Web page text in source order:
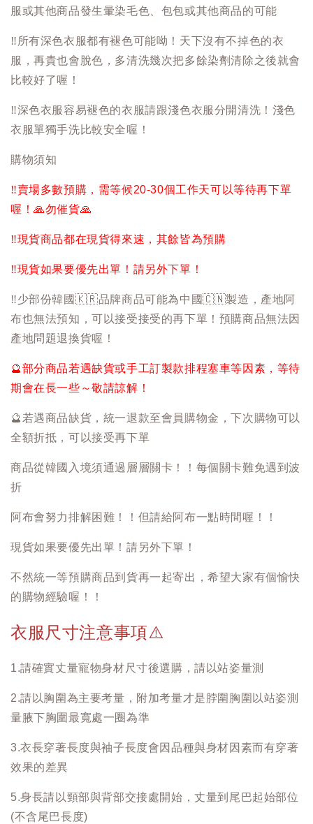
服或其他商品發生暈染毛色、包包或其他商品的可能
‼️ 所有深色衣服都有褪色可能呦！天下沒有不掉色的衣
服，再貴也會脫色，多清洗幾次把多餘染劑清除之後就會
比較好了喔！
‼️深色衣服容易褪色的衣服請跟淺色衣服分開清洗！淺色
衣服單獨手洗比較安全喔！
購物須知
‼️賣場多數預購，需等候20-30個工作天可以等待再下單
喔！🙏勿催貨🙏
‼️現貨商品都在現貨得來速，其餘皆為預購
‼️現貨如果要優先出單！請另外下單！
‼️少部份韓國 🇰🇷品牌商品可能為中國🇨🇳製造，產地阿
布也無法預知，可以接受接受的再下單！預購商品無法因
產地問題退換貨喔！
🔮部分商品若遇缺貨或手工訂製款排程塞車等因素，等待
期會在長一些～敬請諒解！
🔮 若遇商品缺貨，統一退款至會員購物金，下次購物可以
全額折抵，可以接受再下單
商品從韓國入境須通過層層關卡！！每個關卡難免遇到波
折
阿布會努力排解困難！！但請給阿布一點時間喔！！
現貨如果要優先出單！請另外下單！
不然統一等預購商品到貨再一起寄出，希望大家有個愉快
的購物經驗喔！！
衣服尺寸注意事項⚠️
1.請確實丈量寵物身材尺寸後選購，請以站姿量測
2.請以胸圍為主要考量，附加考量才是脖圍胸圍以站姿測
量腋下胸圍最寬處一圈為準
3.衣長穿著長度與袖子長度會因品種與身材因素而有穿著
效果的差異
5.身長請以頸部與背部交接處開始，丈量到尾巴起始部位
(不含尾巴長度)